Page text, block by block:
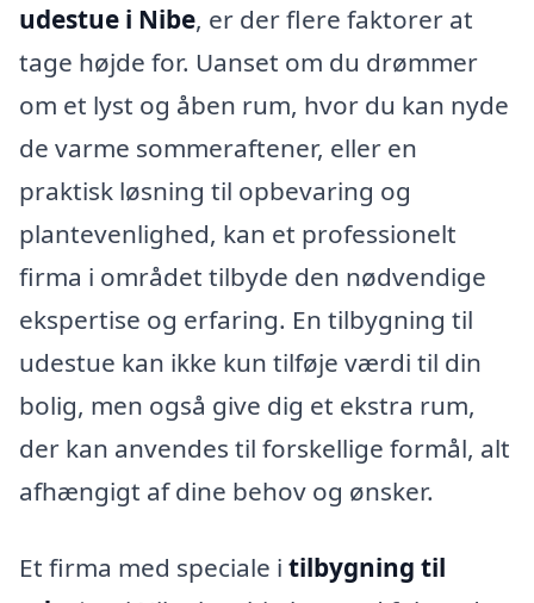
udestue i Nibe, er der flere faktorer at
tage højde for. Uanset om du drømmer
om et lyst og åben rum, hvor du kan nyde
de varme sommeraftener, eller en
praktisk løsning til opbevaring og
plantevenlighed, kan et professionelt
firma i området tilbyde den nødvendige
ekspertise og erfaring. En tilbygning til
udestue kan ikke kun tilføje værdi til din
bolig, men også give dig et ekstra rum,
der kan anvendes til forskellige formål, alt
afhængigt af dine behov og ønsker.
Et firma med speciale i tilbygning til